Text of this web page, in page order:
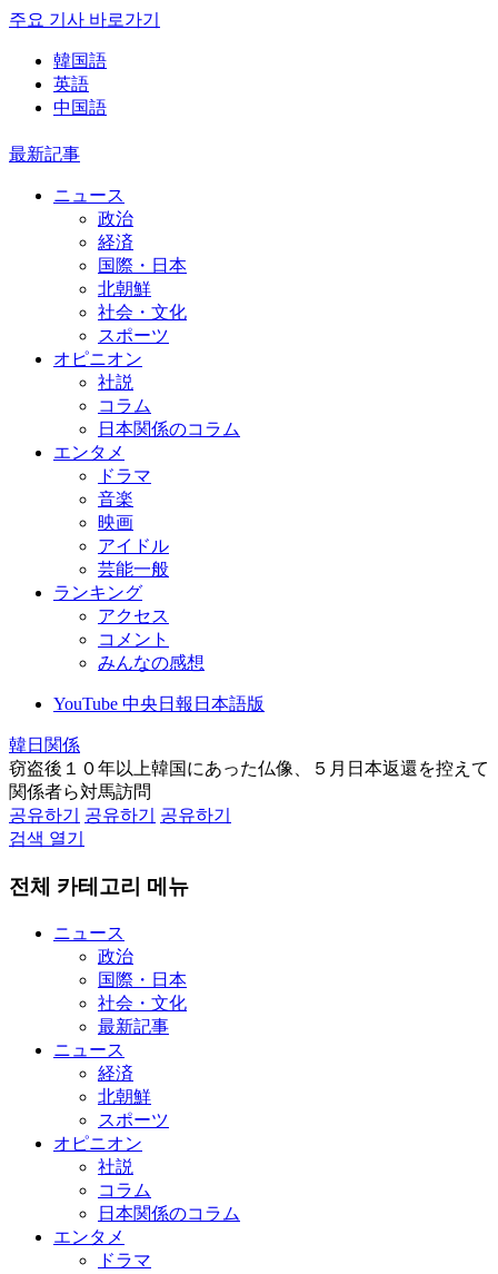
주요 기사 바로가기
韓国語
英語
中国語
最新記事
ニュース
政治
経済
国際・日本
北朝鮮
社会・文化
スポーツ
オピニオン
社説
コラム
日本関係のコラム
エンタメ
ドラマ
音楽
映画
アイドル
芸能一般
ランキング
アクセス
コメント
みんなの感想
YouTube 中央日報日本語版
韓日関係
窃盗後１０年以上韓国にあった仏像、５月日本返還を控えて
関係者ら対馬訪問
공유하기
공유하기
공유하기
검색 열기
전체 카테고리 메뉴
ニュース
政治
国際・日本
社会・文化
最新記事
ニュース
経済
北朝鮮
スポーツ
オピニオン
社説
コラム
日本関係のコラム
エンタメ
ドラマ